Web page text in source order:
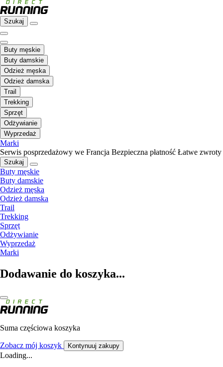
Szukaj
Buty męskie
Buty damskie
Odzież męska
Odzież damska
Trail
Trekking
Sprzęt
Odżywianie
Wyprzedaż
Marki
Serwis posprzedażowy we Francja Bezpieczna płatność Łatwe zwroty
Szukaj
Buty męskie
Buty damskie
Odzież męska
Odzież damska
Trail
Trekking
Sprzęt
Odżywianie
Wyprzedaż
Marki
Dodawanie do koszyka...
Suma częściowa koszyka
Zobacz mój koszyk Kontynuuj zakupy
Loading...